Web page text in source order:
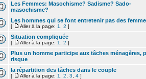
Les Femmes: Masochisme? Sadisme? Sado-
masochisme?
Les hommes qui se font entretenir pas des
[ Aller à la page: 1 2 ]
Situation compliquée
[ Aller à la page: 1 2 ]
Plus un homme participe aux tâches ménagères,
risque
la répartition des tâches dans le couple
[ Aller à la page: 1 2 3 4 ]